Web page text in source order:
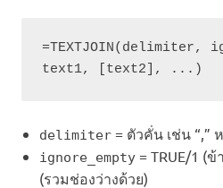
=TEXTJOIN(delimiter,
text1, [text2], ...)
delimiter = ตัวคั่น เช่น “,”
ignore_empty = TRUE/1 (
(รวมช่องว่างด้วย)